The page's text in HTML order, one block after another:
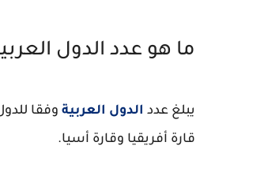
ما هو عدد الدول
يبلغ عدد الدول العربية
قارة أفريقيا وقارة أسيا.